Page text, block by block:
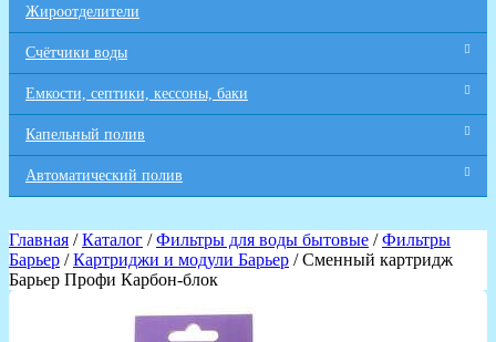
Жироотделители
Счётчики воды
Емкости, септики, кессоны, баки
Капельный полив
Автоматический полив
Главная /Каталог /Фильтры для воды бытовые /Фильтры
Барьер /Картриджи и модули Барьер / Сменный картридж
Барьер Профи Карбон-блок